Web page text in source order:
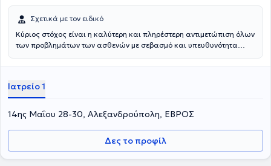
Σχετικά με τον ειδικό
Κύριος στόχος είναι η καλύτερη και πληρέστερη αντιμετώπιση όλων
των προβλημάτων των ασθενών με σεβασμό και υπευθυνότητα
των τεχνολογικών εξελίξεων. Για τον λόγο αυτό το ιατρείο είναι
ανανεώνονται αλλά και εμπλουτίζονται , με σκοπό την αξιόπιστη
διαγνωστική και θεραπευτική προσέγγιση των όποιων
ωτορινολαρυγγο- γικών προβλημάτων .
Ιατρείο 1
14ης Μαΐου 28-30, Αλεξανδρούπολη, ΕΒΡΟΣ
Δες το προφίλ